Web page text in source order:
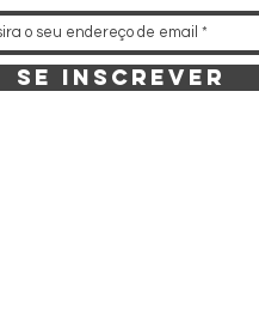
Se inscrever